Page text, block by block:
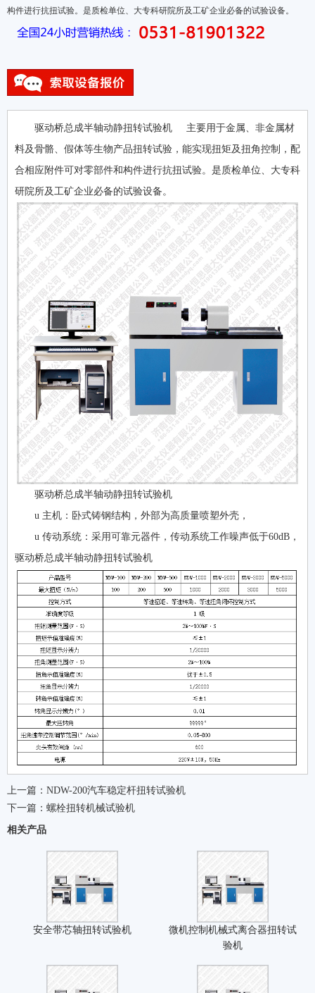
构件进行抗扭试验。是质检单位、大专科研院所及工矿企业必备的试验设备。
驱动桥总成半轴动静扭转试验机 主要用于金属、非金属材
料及骨骼、假体等生物产品扭转试验，能实现扭矩及扭角控制，配
合相应附件可对零部件和构件进行抗扭试验。是质检单位、大专科
研院所及工矿企业必备的试验设备。
驱动桥总成半轴动静扭转试验机
u 主机：卧式铸钢结构，外部为高质量喷塑外壳，
u 传动系统：采用可靠元器件，传动系统工作噪声低于60dB，
驱动桥总成半轴动静扭转试验机
上一篇： NDW-200汽车稳定杆扭转试验机
下一篇： 螺栓扭转机械试验机
相关产品
安全带芯轴扭转试验机
微机控制机械式离合器扭转试
验机